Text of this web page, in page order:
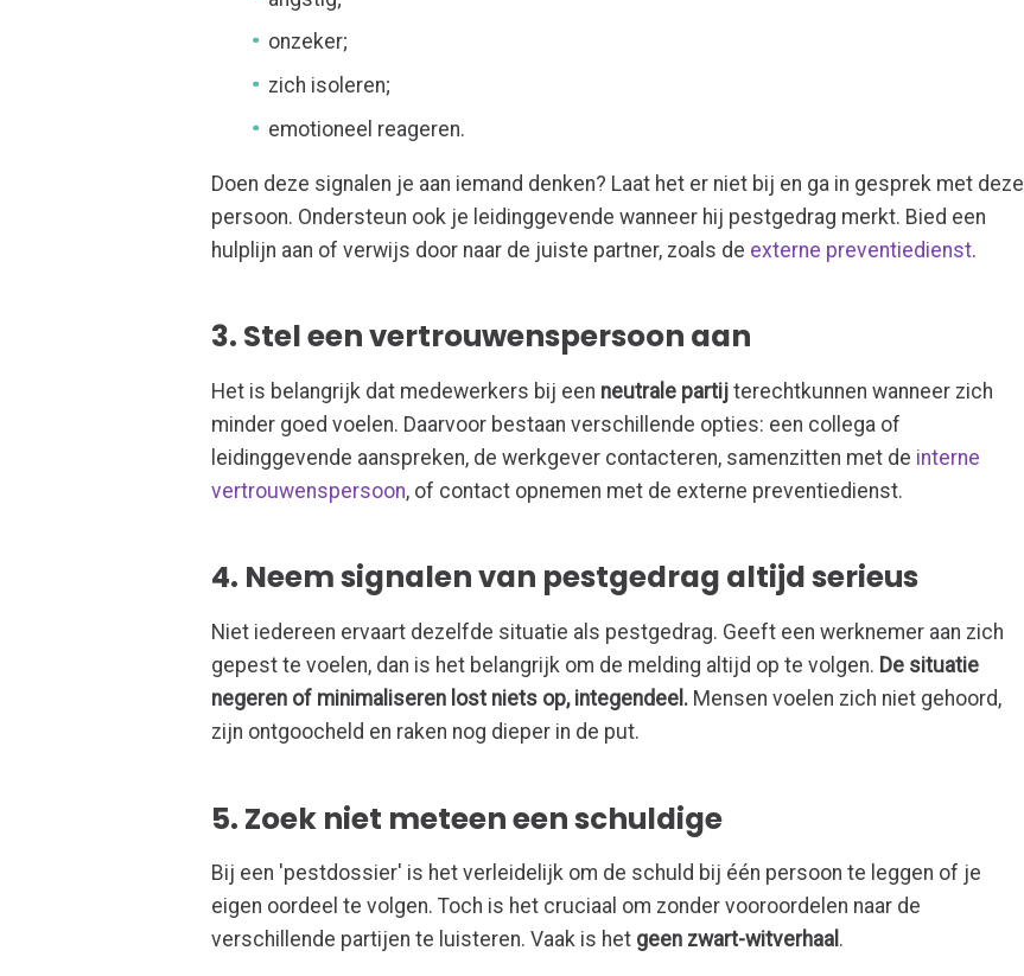
onzeker;
zich isoleren;
emotioneel reageren.
Doen deze signalen je aan iemand denken? Laat het er niet bij en ga in gesprek met deze
persoon. Ondersteun ook je leidinggevende wanneer hij pestgedrag merkt. Bied een
hulplijn aan of verwijs door naar de juiste partner, zoals de externe preventiedienst.
3. Stel een vertrouwenspersoon aan
Het is belangrijk dat medewerkers bij een neutrale partij terechtkunnen wanneer zich
minder goed voelen. Daarvoor bestaan verschillende opties: een collega of
leidinggevende aanspreken, de werkgever contacteren, samenzitten met de interne
vertrouwenspersoon, of contact opnemen met de externe preventiedienst.
4. Neem signalen van pestgedrag altijd serieus
Niet iedereen ervaart dezelfde situatie als pestgedrag. Geeft een werknemer aan zich
gepest te voelen, dan is het belangrijk om de melding altijd op te volgen. De situatie
negeren of minimaliseren lost niets op, integendeel. Mensen voelen zich niet gehoord,
zijn ontgoocheld en raken nog dieper in de put.
5. Zoek niet meteen een schuldige
Bij een 'pestdossier' is het verleidelijk om de schuld bij één persoon te leggen of je
eigen oordeel te volgen. Toch is het cruciaal om zonder vooroordelen naar de
verschillende partijen te luisteren. Vaak is het geen zwart-witverhaal .